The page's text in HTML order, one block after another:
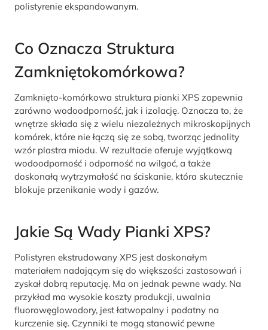
polistyrenie ekspandowanym.
Co Oznacza Struktura
Zamkniętokomórkowa?
Zamknięto-komórkowa struktura pianki XPS zapewnia
zarówno wodoodporność, jak i izolację. Oznacza to, że
wnętrze składa się z wielu niezależnych mikroskopijnych
komórek, które nie łączą się ze sobą, tworząc jednolity
wzór plastra miodu. W rezultacie oferuje wyjątkową
wodoodporność i odporność na wilgoć, a także
doskonałą wytrzymałość na ściskanie, która skutecznie
blokuje przenikanie wody i gazów.
Jakie Są Wady Pianki XPS?
Polistyren ekstrudowany XPS jest doskonałym
materiałem nadającym się do większości zastosowań i
zyskał dobrą reputację. Ma on jednak pewne wady. Na
przykład ma wysokie koszty produkcji, uwalnia
fluorowęglowodory, jest łatwopalny i podatny na
kurczenie się. Czynniki te mogą stanowić pewne